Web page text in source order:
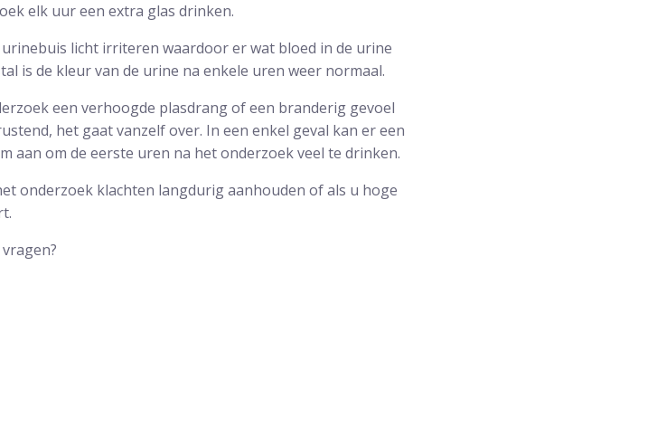
elk uur een extra glas drinken.
licht irriteren waardoor er wat bloed in de urine
is de kleur van de urine na enkele uren weer normaal.
een verhoogde plasdrang of een branderig gevoel
het gaat vanzelf over. In een enkel geval kan er een
aan om de eerste uren na het onderzoek veel te drinken.
onderzoek klachten langdurig aanhouden of als u hoge